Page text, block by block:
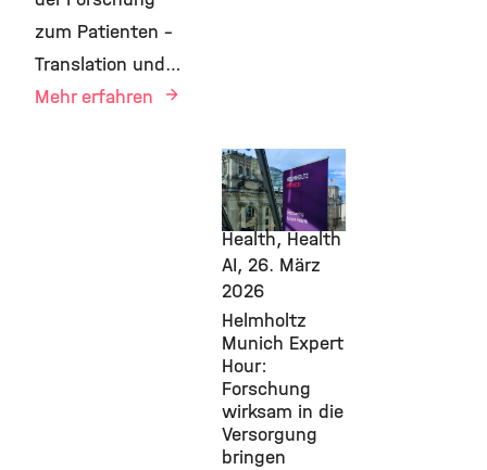
Events,
Diabetes, IDR,
Computational
Health, Health
AI, 26. März
2026
Helmholtz
Munich Expert
Hour:
Forschung
wirksam in die
Versorgung
bringen
zum Patienten –
Translation und…
Mehr erfahren